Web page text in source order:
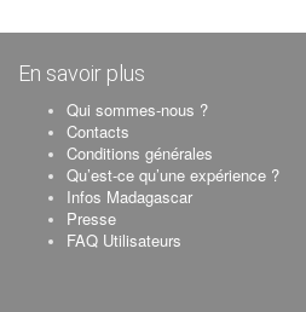
En savoir plus
Qui sommes-nous ?
Contacts
Conditions générales
Qu’est-ce qu’une expérience ?
Infos Madagascar
Presse
FAQ Utilisateurs